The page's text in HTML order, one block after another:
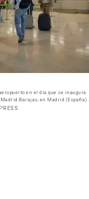
en el día que se inaugura
Barajas, en Madrid (España).